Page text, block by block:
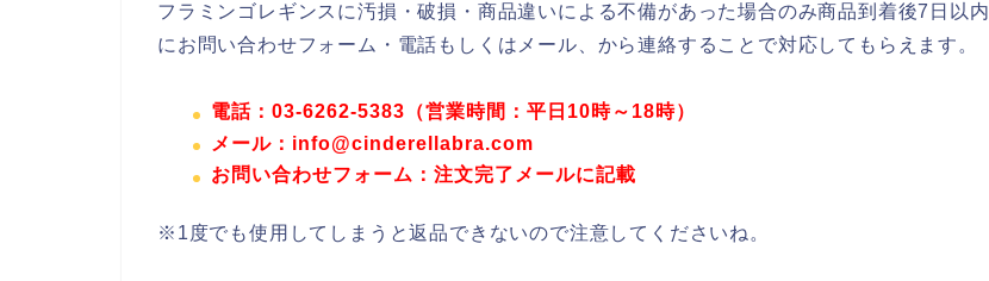
フラミンゴレギンスに汚損・破損・商品違いによる不備があった場合のみ商品到着後7日以内
にお問い合わせフォーム・ 電話もしくはメール、 から連絡する ことで対応してもらえます。
電話：03-6262-5383（営業時間：平日10時～18時）
メール：info@cinderellabra.com
お問い合わせフォーム：注文完了メールに記載
※1度でも使用してしまうと返品できないので注意してくださいね。